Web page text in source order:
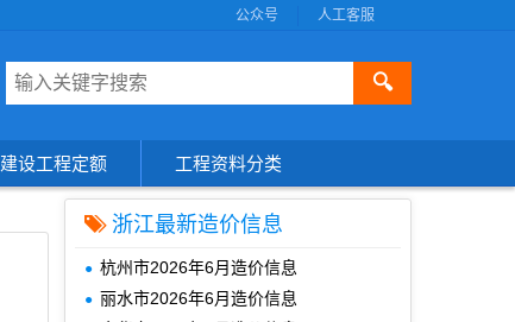
人工客服
公众号
🔍
建设工程定额 工程资料分类
浙江最新造价信息
杭州市2026年6月造价信息
丽水市2026年6月造价信息